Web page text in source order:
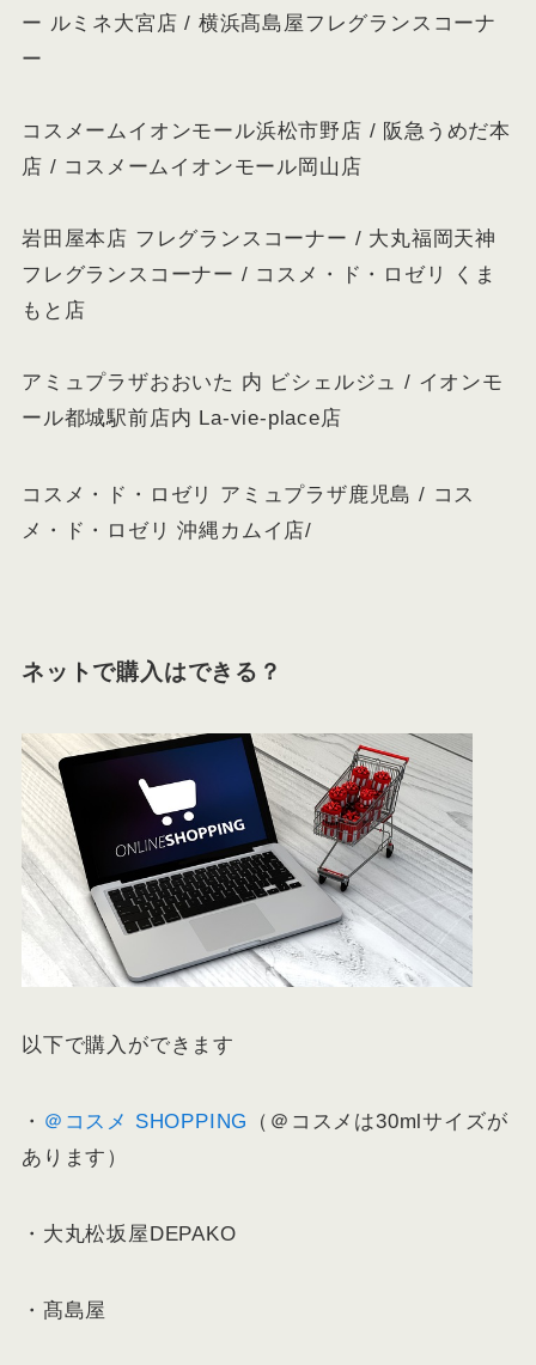
ー ルミネ大宮店 / 横浜髙島屋フレグランスコーナ
ー
コスメームイオンモール浜松市野店 / 阪急うめだ本
店 / コスメームイオンモール岡山店
岩田屋本店 フレグランスコーナー / 大丸福岡天神
フレグランスコーナー / コスメ・ド・ロゼリ くま
もと店
アミュプラザおおいた 内 ビシェルジュ / イオンモ
ール都城駅前店内 La-vie-place店
コスメ・ド・ロゼリ アミュプラザ鹿児島 / コス
メ・ド・ロゼリ 沖縄カムイ店/
ネットで購入はできる？
以下で購入ができます
・ ＠コスメ SHOPPING
（＠コスメは30mlサイズが
あります）
・大丸松坂屋DEPAKO
・髙島屋